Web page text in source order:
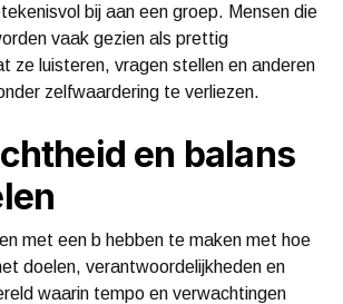
bij aan een groep. Mensen die
vaak gezien als prettig
ze luisteren, vragen stellen en anderen
zelfwaardering te verliezen.
en balans
met een b hebben te maken met hoe
doelen, verantwoordelijkheden en
waarin tempo en verwachtingen